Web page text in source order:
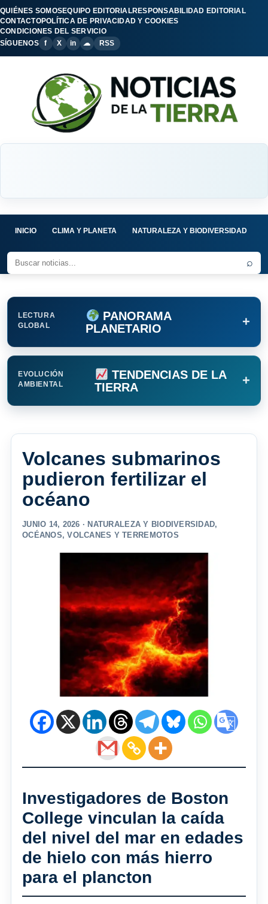
QUIÉNES SOMOSEQUIPO EDITORIALRESPONSABILIDAD EDITORIAL
CONTACTOPOLÍTICA DE PRIVACIDAD Y COOKIES
CONDICIONES DEL SERVICIO
SÍGUENOS
f X in ☁ RSS
INICIO CLIMA Y PLANETA NATURALEZA Y BIODIVERSIDAD
⌕
LECTURA
GLOBAL
PANORAMA
PLANETARIO
+
EVOLUCIÓN
AMBIENTAL
TENDENCIAS DE LA
TIERRA
+
Volcanes submarinos
pudieron fertilizar el
océano
JUNIO 14, 2026 · NATURALEZA Y BIODIVERSIDAD,
OCÉANOS,VOLCANES Y TERREMOTOS
Investigadores de Boston
College vinculan la caída
del nivel del mar en edades
de hielo con más hierro
para el plancton